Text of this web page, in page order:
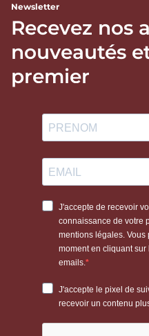
Newsletter
Recevez nos
nouveautés
premier